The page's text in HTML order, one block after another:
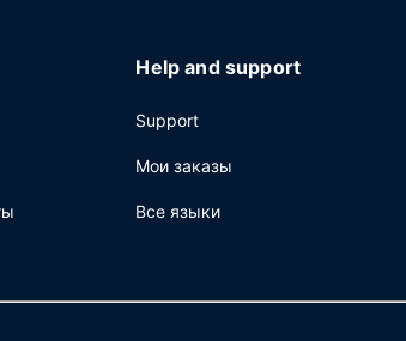
Help and support
Support
Мои заказы
Все языки